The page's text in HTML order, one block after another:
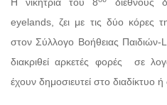
eyelands, ζει με τις δύο κόρες
στον Σύλλογο Βοήθειας
διακριθεί αρκετές φορές σε
έχουν δημοσιευτεί στο διαδίκτυο ή